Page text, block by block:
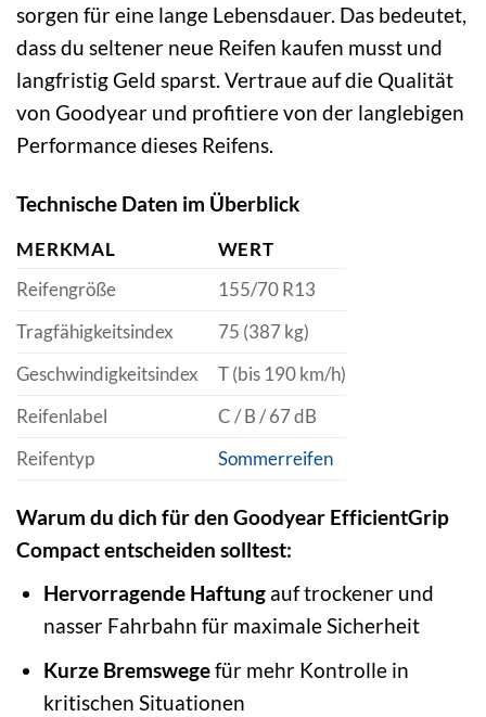
sorgen für eine lange Lebensdauer. Das bedeutet,
dass du seltener neue Reifen kaufen musst und
langfristig Geld sparst. Vertraue auf die Qualität
von Goodyear und profitiere von der langlebigen
Performance dieses Reifens.
Technische Daten im Überblick
MERKMAL
WERT
Reifengröße
155/70 R13
Tragfähigkeitsindex
75 (387 kg)
Geschwindigkeitsindex
T (bis 190 km/h)
Reifenlabel
C / B / 67 dB
Reifentyp
Sommerreifen
Warum du dich für den Goodyear EfficientGrip
Compact entscheiden solltest:
Hervorragende Haftungauf trockener und
nasser Fahrbahn für maximale Sicherheit
Kurze Bremswegefür mehr Kontrolle in
kritischen Situationen